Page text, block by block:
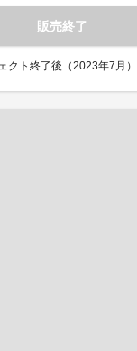
販売終了
クト終了後（2023年7月